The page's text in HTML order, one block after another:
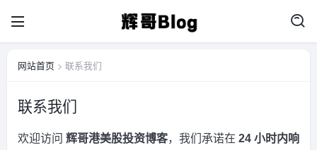
网站首页 > 联系我们
联系我们
欢迎访问 辉哥港美股投资博客，我们承诺在 24 小时内响